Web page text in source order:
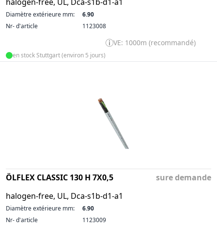
Diamètre extérieure mm:
6.90
Nr- d'article
1123008
VE: 1000m (recommandé)
en stock Stuttgart (environ 5 jours)
ÖLFLEX CLASSIC 130 H 7X0,5
halogen-free, UL, Dca-s1b-d1-a1
sure demande
Diamètre extérieure mm:
6.90
Nr- d'article
1123009